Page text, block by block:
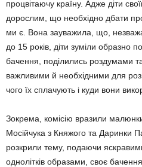
процвітаючу країну. Адже діти
дорослим, що необхідно дбати
ми є. Вона зауважила, що,
до 15 років, діти зуміли образно
бачення, поділились роздумами
важливими й необхідними для
чого їх сплачують і куди вони
Зокрема, комісію вразили
Мосійчука з Княжого та Даринки
розкрили тему, подаючи
однолітків образами, своє